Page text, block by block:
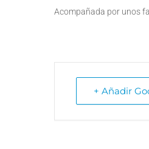
Acompañada por unos
+ Añadir